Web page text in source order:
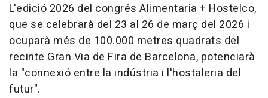
L'edició 2026 del congrés Alimentaria + Hostelco,
que se celebrarà del 23 al 26 de març del 2026 i
ocuparà més de 100.000 metres quadrats del
recinte Gran Via de Fira de Barcelona, potenciarà
la "connexió entre la indústria i l'hostaleria del
futur".